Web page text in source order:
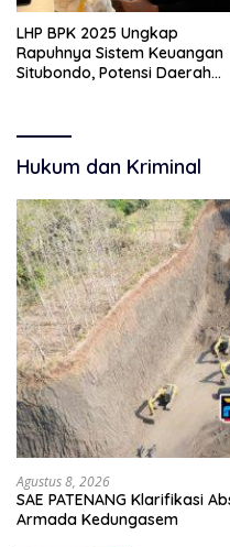
LHP BPK 2025 Ungkap
Rapuhnya Sistem Keuangan
Situbondo, Potensi Daerah
Hukum dan Kriminal
Agustus 8, 2026
SAE PATENANG Klarifikasi
Armada Kedungasem